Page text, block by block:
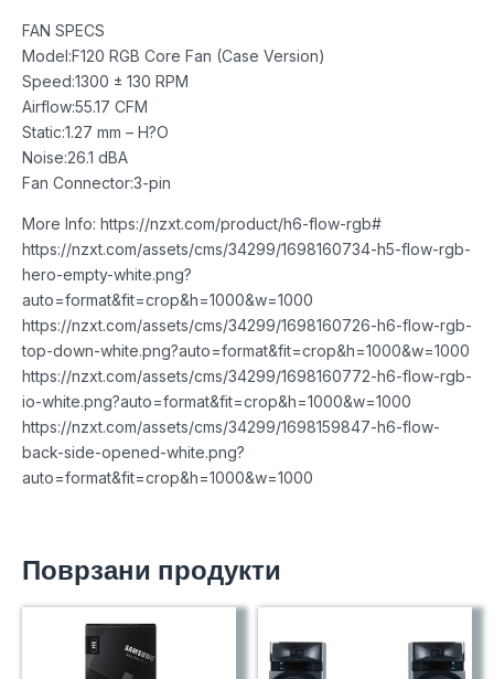
FAN SPECS
Model:F120 RGB Core Fan (Case Version)
Speed:1300 ± 130 RPM
Airflow:55.17 CFM
Static:1.27 mm – H?O
Noise:26.1 dBA
Fan Connector:3-pin
More Info: https://nzxt.com/product/h6-flow-rgb#
https://nzxt.com/assets/cms/34299/1698160734-h5-flow-rgb-
hero-empty-white.png?
auto=format&fit=crop&h=1000&w=1000
https://nzxt.com/assets/cms/34299/1698160726-h6-flow-rgb-
top-down-white.png?auto=format&fit=crop&h=1000&w=1000
https://nzxt.com/assets/cms/34299/1698160772-h6-flow-rgb-
io-white.png?auto=format&fit=crop&h=1000&w=1000
https://nzxt.com/assets/cms/34299/1698159847-h6-flow-
back-side-opened-white.png?
auto=format&fit=crop&h=1000&w=1000
Поврзани продукти